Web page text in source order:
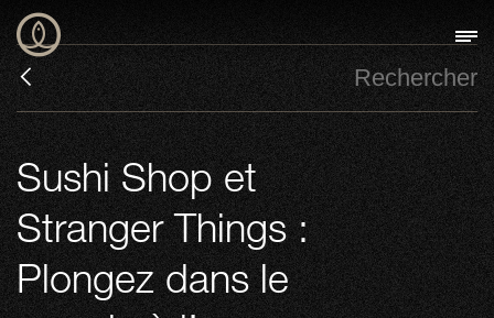
Sushi Shop et
Stranger Things :
Plongez dans le